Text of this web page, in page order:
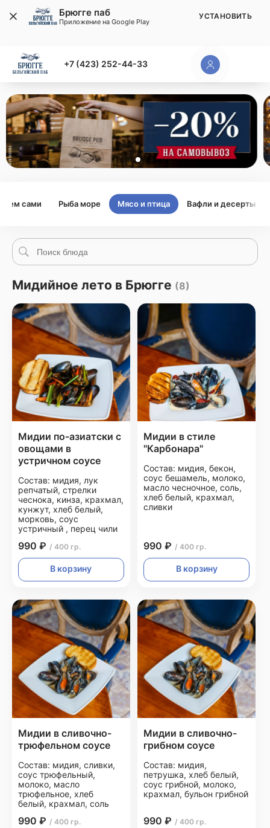
+7 (423) 252-44-33
сами Рыба море Мясо и птица Вафли и десерты
Мидийное лето в Брюгге (8)
Мидии по-азиатски с
овощами в
устричном соусе
Состав: мидия, лук
репчатый, стрелки
чеснока, кинза, крахмал,
кунжут, хлеб белый,
морковь, соус
устричный , перец чили
990 ₽ / 400 гр.
В корзину
Мидии в стиле
"Карбонара"
Состав: мидия, бекон,
соус бешамель, молоко,
масло чесночное, соль,
хлеб белый, крахмал,
сливки
990 ₽ / 400 гр.
В корзину
Мидии в сливочно-
трюфельном соусе
Состав: мидия, сливки,
соус трюфельный,
молоко, масло
трюфельное, хлеб
белый, крахмал, соль
990 ₽ / 400 гр.
Мидии в сливочно-
грибном соусе
Состав: мидия,
петрушка, хлеб белый,
соус грибной, молоко,
крахмал, бульон грибной
990 ₽ / 400 гр.
Брюгге паб
Приложение на Google Play
УСТАНОВИТЬ